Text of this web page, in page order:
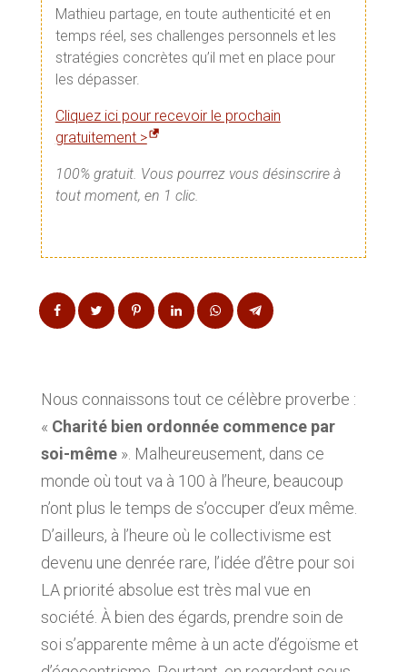
Mathieu partage, en toute authenticité et en
temps réel, ses challenges personnels et les
stratégies concrètes qu’il met en place pour
les dépasser.
Cliquez ici pour recevoir le prochain
gratuitement >
100% gratuit. Vous pourrez vous désinscrire à
tout moment, en 1 clic.
Nous connaissons tout ce célèbre proverbe :
« Charité bien ordonnée commence par
soi-même». Malheureusement, dans ce
monde où tout va à 100 à l’heure, beaucoup
n’ont plus le temps de s’occuper d’eux même.
D’ailleurs, à l’heure où le collectivisme est
devenu une denrée rare, l’idée d’être pour soi
LA priorité absolue est très mal vue en
société. À bien des égards, prendre soin de
soi s’apparente même à un acte d’égoïsme et